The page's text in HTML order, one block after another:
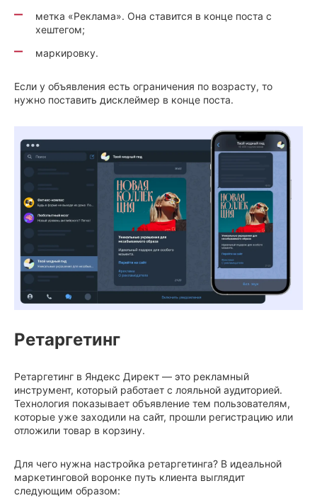
метка «Реклама». Она ставится в конце поста с
хештегом;
маркировку.
Если у объявления есть ограничения по возрасту, то
нужно поставить дисклеймер в конце поста.
Ретаргетинг
Ретаргетинг в Яндекс Директ — это рекламный
инструмент, который работает с лояльной аудиторией.
Технология показывает объявление тем пользователям,
которые уже заходили на сайт, прошли регистрацию или
отложили товар в корзину.
Для чего нужна настройка ретаргетинга? В идеальной
маркетинговой воронке путь клиента выглядит
следующим образом: